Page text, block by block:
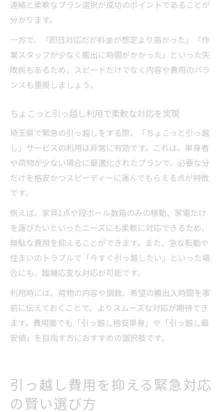
連絡と柔軟なプラン選択が成功のポイントであることが
分かります。
一方で、「即日対応だが料金が想定より高かった」「作
業スタッフが少なく搬出に時間がかかった」といった失
敗例もあるため、スピードだけでなく内容や費用のバラ
ンスも重視しましょう。
ちょこっと引っ越し利用で柔軟な対応を実現
埼玉県で緊急の引っ越しをする際、「ちょこっと引っ越
し」サービスの利用は非常に有効です。これは、単身者
や荷物が少ない場合に最適化されたプランで、必要な分
だけを格安かつスピーディーに運んでもらえる点が特徴
です。
例えば、家具1点や段ボール数箱のみの移動、家電だけ
を運びたいといったニーズにも柔軟に対応できるため、
無駄な費用を抑えることができます。また、急な転勤や
住まいのトラブルで「今すぐ引っ越したい」といった場
合にも、臨機応変な対応が可能です。
利用時には、荷物の内容や個数、希望の搬出入時間を事
前に伝えておくことで、よりスムーズな対応が期待でき
ます。費用面でも「引っ越し格安単身」や「引っ越し最
安値」を目指す方におすすめの選択肢です。
引っ越し費用を抑える緊急対応
の賢い選び方